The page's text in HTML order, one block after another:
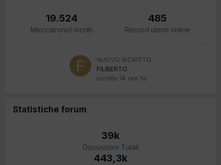
19.524
Meccatronici iscritti
485
Record utenti online
NUOVO ISCRITTO
FILIBERTO
Iscritto 14 ore fa
Statistiche forum
39k
Discussioni Totali
443,3k